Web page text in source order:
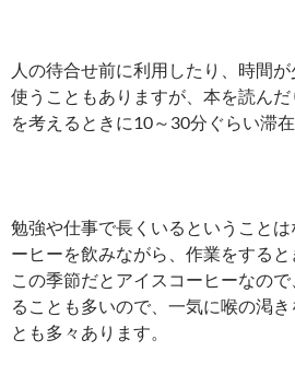
人の待合せ前に利用したり、時間
使うこともありますが、本を読ん
を考えるときに10～30分ぐらい滞在
勉強や仕事で長くいるということ
ーヒーを飲みながら、作業をすると
この季節だとアイスコーヒーなの
ることも多いので、一気に喉の渇
とも多々あります。